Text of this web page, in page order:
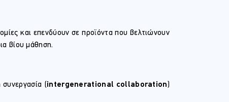
και επενδύουν σε προϊόντα που βελτιώνουν
βίου μάθηση.
( intergenerational collaboration